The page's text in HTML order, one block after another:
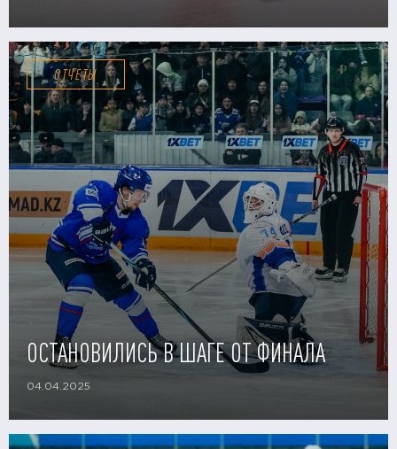
ОТЧЕТЫ
ОСТАНОВИЛИСЬ В ШАГЕ ОТ ФИНАЛА
04.04.2025